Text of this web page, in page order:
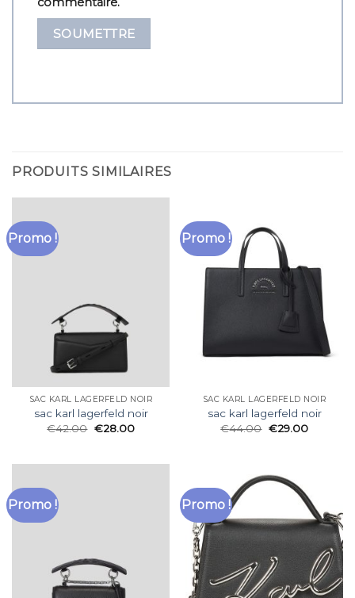
PRODUITS SIMILAIRES
Promo !
SAC KARL LAGERFELD NOIR
sac karl lagerfeld noir
€42.00 €28.00
Promo !
SAC KARL LAGERFELD NOIR
sac karl lagerfeld noir
€44.00 €29.00
Promo ! Promo !